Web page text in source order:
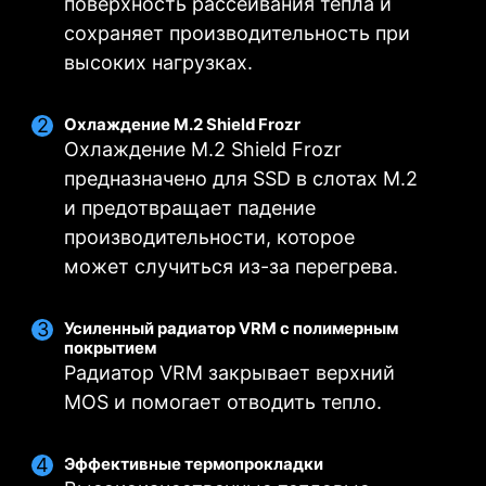
сохраняет производительность при
высоких нагрузках.
Охлаждение M.2 Shield Frozr
Охлаждение M.2 Shield Frozr
предназначено для SSD в слотах M.2
и предотвращает падение
производительности, которое
может случиться из-за перегрева.
Усиленный радиатор VRM с полимерным
покрытием
Радиатор VRM закрывает верхний
MOS и помогает отводить тепло.
Эффективные термопрокладки
ДВОЙНЫЕ РАЗЪЕМЫ
ЦИФРОВАЯ СИСТЕМА
ТЕХНОЛОГИЯ CORE
эффективной передаче электрического
тока.
Цельные контакты являются более
большой силы.